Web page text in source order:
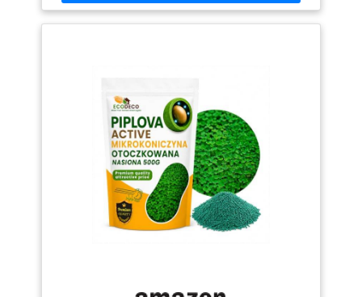
sécheresses. Il préfère les climats doux et souffre
des gels prolongés (< -5 °C). Ses petites feuilles et
conserve l’humidité nécessaire à la germination. Le
CaCO₃ libère progressivement du calcium,
équilibrant le pH du sol.
Entretien : hauteur
naturelle 5-10 cm (1-2 tontes/an à 4-6 cm si gazon
ras). 25 g/m² d’engrais PK avant semis, rappel à 45
jours seulement en sol pauvre. Arroser uniquement
en sécheresse prolongée. Regarnissage 3-5 g/m²
tous les 3-4 ans après un léger scarifiage. Floraison
fin printemps-début été.
Avertissements : sol